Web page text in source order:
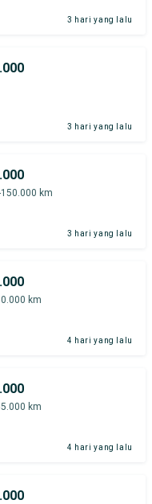
3 hari yang lalu
3 hari yang lalu
km
3 hari yang lalu
km
4 hari yang lalu
km
4 hari yang lalu